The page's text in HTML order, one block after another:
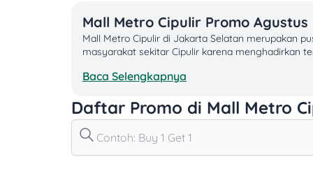
Mall Metro Cipulir Promo
Mall Metro Cipulir di Jakarta Selatan merupakan
masyarakat sekitar Cipulir karena menghadirkan
Daftar Promo Aktif Mall Metro Cipulir Bulan
online.
Promo Mall Metro Cipulir Berdasarkan
Update promo Mall Metro Cipulir Agustus 2026
Baca Selengkapnya
Daftar Promo di Mall Metro